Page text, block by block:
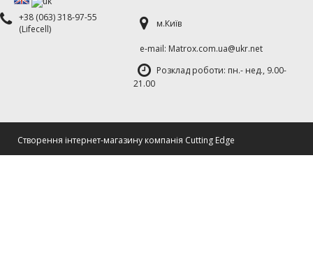
+38 (063) 318-97-55
(Lifecell)
м.Київ
е-mаil: Matrox.com.ua@ukr.net
Розклад роботи: пн.- нед., 9.00-
21.00
Cтворення інтернет-магазину компанія Cutting Edge